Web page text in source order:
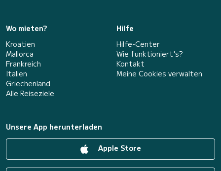
Wo mieten?
Kroatien
Mallorca
Frankreich
Italien
Griechenland
Alle Reiseziele
Hilfe
Hilfe-Center
Wie funktioniert's?
Kontakt
Meine Cookies verwalten
Unsere App herunterladen
Apple Store